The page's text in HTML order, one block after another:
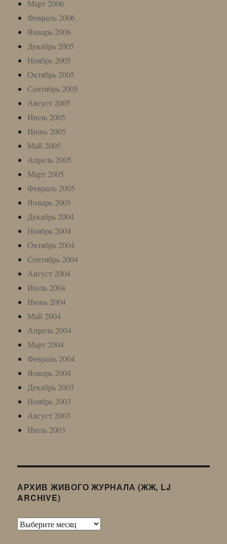
Март 2006
Февраль 2006
Январь 2006
Декабрь 2005
Ноябрь 2005
Октябрь 2005
Сентябрь 2005
Август 2005
Июль 2005
Июнь 2005
Май 2005
Апрель 2005
Март 2005
Февраль 2005
Январь 2005
Декабрь 2004
Ноябрь 2004
Октябрь 2004
Сентябрь 2004
Август 2004
Июль 2004
Июнь 2004
Май 2004
Апрель 2004
Март 2004
Февраль 2004
Январь 2004
Декабрь 2003
Ноябрь 2003
Август 2003
Июль 2003
АРХИВ ЖИВОГО ЖУРНАЛА (ЖЖ, LJ
ARCHIVE)
Архив